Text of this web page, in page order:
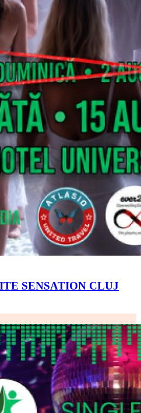
SENSATION CLUJ